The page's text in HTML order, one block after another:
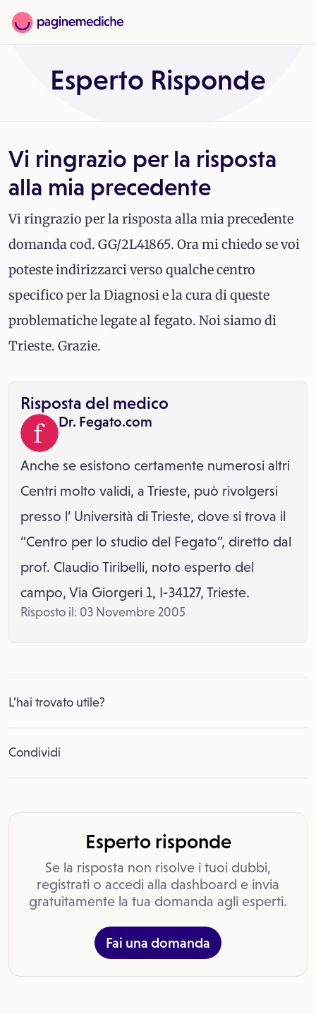
Esperto Risponde
Vi ringrazio per la risposta
alla mia precedente
Vi ringrazio per la risposta alla mia precedente
domanda cod. GG/2L41865. Ora mi chiedo se voi
poteste indirizzarci verso qualche centro
specifico per laDiagnosie la cura di queste
problematiche legate al fegato. Noi siamo di
Trieste. Grazie.
Risposta del medico
Dr. Fegato.com
Anche se esistono certamente numerosi altri
Centri molto validi, a Trieste, può rivolgersi
presso l’ Università di Trieste, dove si trova il
“Centro per lo studio del Fegato”, diretto dal
prof. Claudio Tiribelli, noto esperto del
campo, Via Giorgeri 1, I-34127, Trieste.
Risposto il: 03 Novembre 2005
L’hai trovato utile?
Condividi
Esperto risponde
Se la risposta non risolve i tuoi dubbi,
registrati o accedi alla dashboard e invia
gratuitamente la tua domanda agli esperti.
Fai una domanda